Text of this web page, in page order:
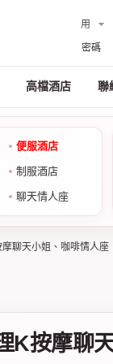
用
戶
密碼
高檔酒店 聯
便服酒店
制服酒店
聊天情人座
聊天小姐、咖啡情人座
K按摩聊